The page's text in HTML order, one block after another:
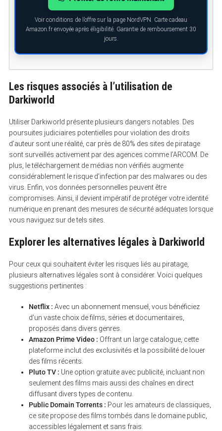
Voir conditions de l’offre sur la page NordVPN. Carte cadeau
Amazon.fr envoyée après éligibilité. Garantie de remboursement 30
jours.
Les risques associés à l’utilisation de
Darkiworld
Utiliser Darkiworld présente plusieurs dangers notables. Des
poursuites judiciaires potentielles pour violation des droits
d’auteur sont une réalité, car près de 80% des sites de piratage
sont surveillés activement par des agences comme l’ARCOM. De
plus, le téléchargement de médias non vérifiés augmente
considérablement le risque d’infection par des malwares ou des
virus. Enfin, vos données personnelles peuvent être
compromises. Ainsi, il devient impératif de protéger votre identité
numérique en prenant des mesures de sécurité adéquates lorsque
vous naviguez sur de tels sites.
Explorer les alternatives légales à Darkiworld
Pour ceux qui souhaitent éviter les risques liés au piratage,
plusieurs alternatives légales sont à considérer. Voici quelques
suggestions pertinentes :
Netflix : Avec un abonnement mensuel, vous bénéficiez
d’un vaste choix de films, séries et documentaires,
proposés dans divers genres.
Amazon Prime Video : Offrant un large catalogue, cette
plateforme inclut des exclusivités et la possibilité de louer
des films récents.
Pluto TV : Une option gratuite avec publicité, incluant non
seulement des films mais aussi des chaînes en direct
diffusant divers types de contenu.
Public Domain Torrents : Pour les amateurs de classiques,
ce site propose des films tombés dans le domaine public,
accessibles légalement et sans frais.